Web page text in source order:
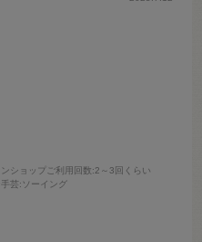
ショップご利用回数:2～3回くらい
芸:ソーイング